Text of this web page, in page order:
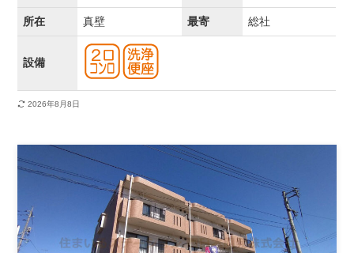
所在 真壁 最寄 総社
設備
2026年8月8日